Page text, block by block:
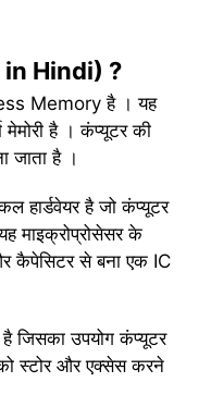
Hindi) ?
Memory है । यह
है । कंप्यूटर की
जाता है ।
हार्डवेयर है जो कंप्यूटर
माइक्रोप्रोसेसर के
कैपेसिटर से बना एक IC
जिसका उपयोग कंप्यूटर
स्टोर और एक्सेस करने